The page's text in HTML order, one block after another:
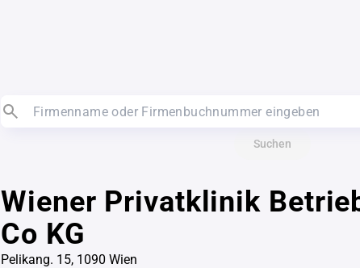
Suchen
Wiener Privatklinik
Co KG
Pelikang. 15, 1090 Wien